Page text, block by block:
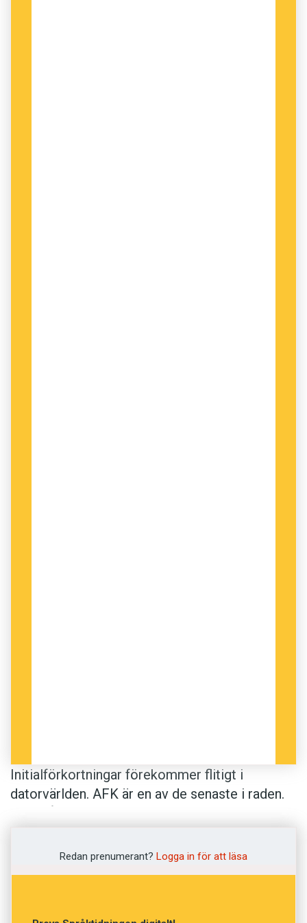
Initialförkortningar förekommer flitigt i
datorvärlden. AFK är en av de senaste i raden.
tillbringas framför datorns tangentbord.
Redan prenumerant? Logga in för att läsa